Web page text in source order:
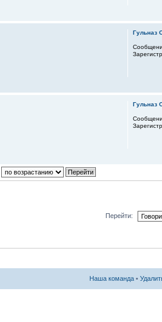
Гульназ
Гульназ
Перейти:
Наша команда •